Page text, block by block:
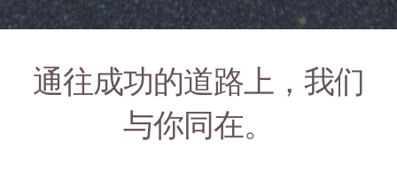
通往成功的道路上，我们
与你同在。